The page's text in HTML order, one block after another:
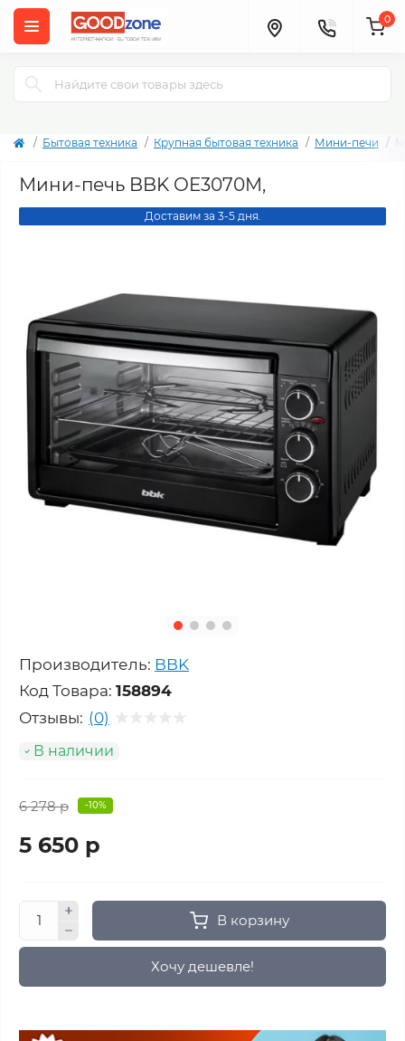
0
Бытовая техника Крупная бытовая техника Мини-печи
Мини-печь BBK OE3070M,
Доставим за 3-5 дня.
Производитель: BBK
Код Товара: 158894
Отзывы: (0)
В наличии
6 278 р -10%
5 650 р
В корзину
Хочу дешевле!